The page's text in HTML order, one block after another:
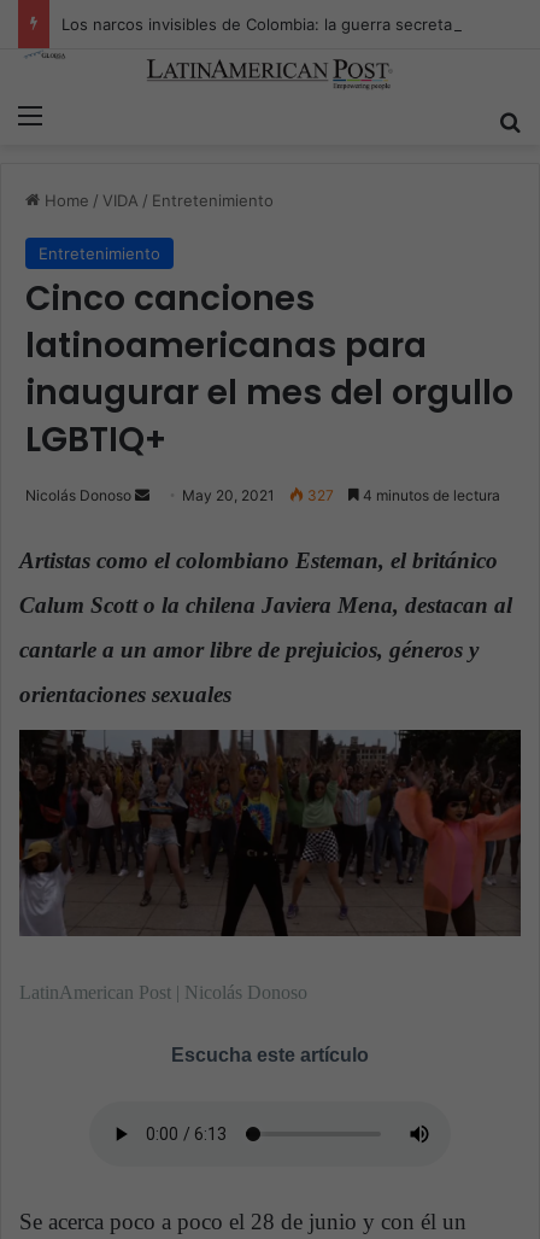
Home / VIDA / Entretenimiento
Entretenimiento
Cinco canciones
latinoamericanas para
inaugurar el mes del orgullo
LGBTIQ+
Nicolás Donoso
a
m
i
May 20, 2021 327 4 minutos de lectura
Artistas como el colombiano Esteman, el británico
Calum Scott o la chilena Javiera Mena, destacan al
cantarle a un amor libre de prejuicios, géneros y
orientaciones sexuales
LatinAmerican Post | Nicolás Donoso
Escucha este artículo
Se acerca poco a poco el 28 de junio y con él un